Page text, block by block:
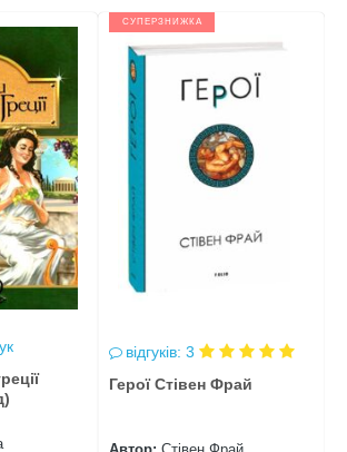
СУПЕРЗНИЖКА
відгуків: 3
Герої Стівен Фрай